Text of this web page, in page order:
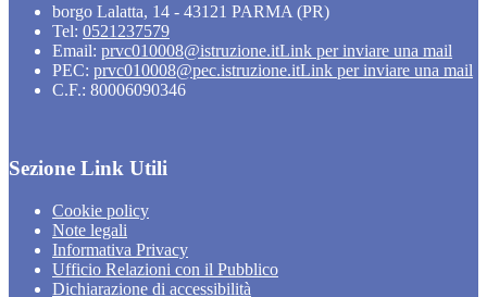
borgo Lalatta, 14 - 43121 PARMA (PR)
Tel: 0521237579
Email: prvc010008@istruzione.itLink per inviare una mail
PEC: prvc010008@pec.istruzione.itLink per inviare una mail
C.F.: 80006090346
Sezione Link Utili
Cookie policy
Note legali
Informativa Privacy
Ufficio Relazioni con il Pubblico
Dichiarazione di accessibilità